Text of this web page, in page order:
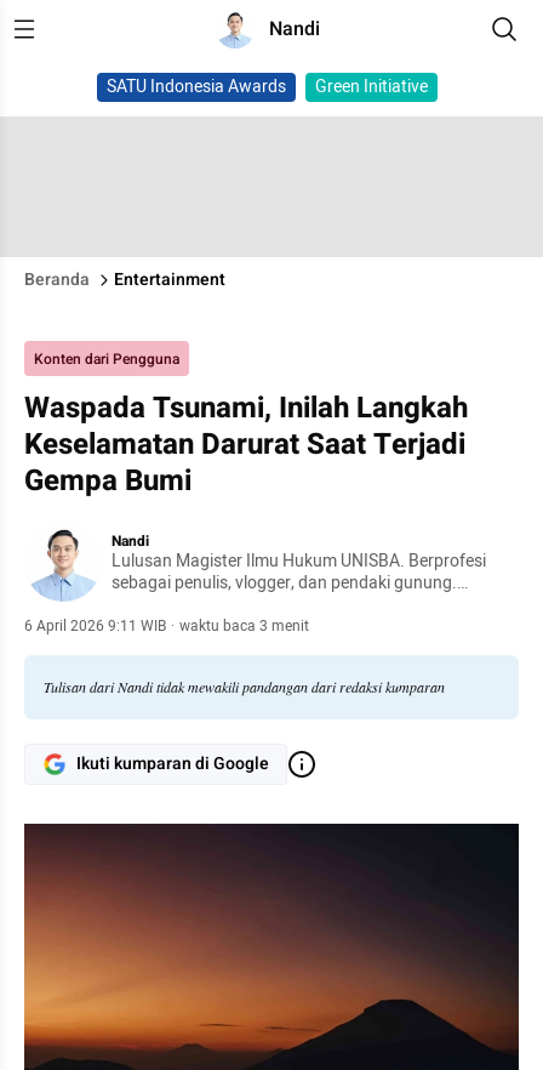
Nandi
SATU Indonesia Awards Green Initiative
Beranda Entertainment
Konten dari Pengguna
Waspada Tsunami, Inilah Langkah
Keselamatan Darurat Saat Terjadi
Gempa Bumi
Nandi
Lulusan Magister Ilmu Hukum UNISBA. Berprofesi
sebagai penulis, vlogger, dan pendaki gunung.
hukum tata negara untuk mengedukasi masyarakat.
6 April 2026 9:11 WIB · waktu baca 3 menit
Tulisan dari Nandi tidak mewakili pandangan dari redaksi kumparan
Ikuti kumparan di Google